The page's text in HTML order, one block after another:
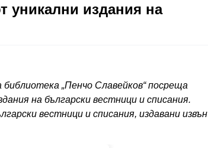
уникални издания на
„Пенчо Славейков“ посреща
на български вестници и списания.
вестници и списания, издавани извън